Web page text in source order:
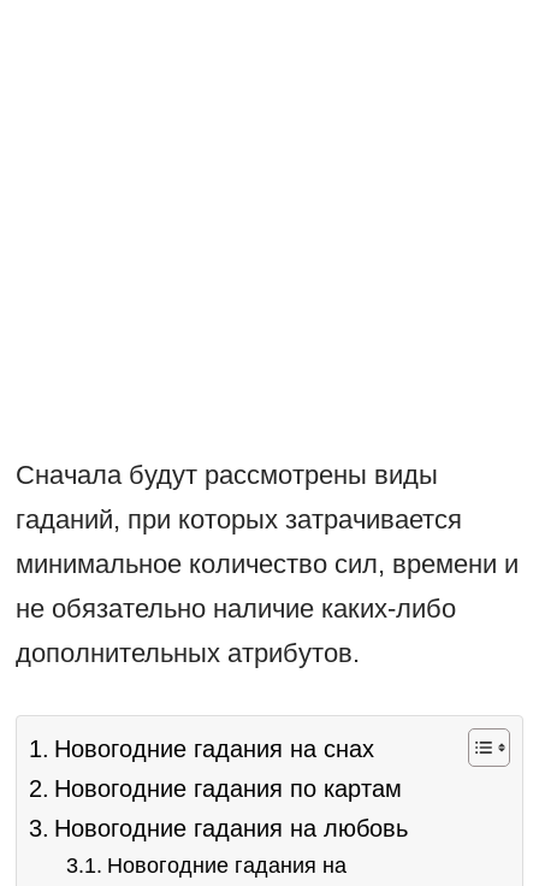
Сначала будут рассмотрены виды
гаданий, при которых затрачивается
минимальное количество сил, времени и
не обязательно наличие каких-либо
дополнительных атрибутов.
Новогодние гадания на снах
Новогодние гадания по картам
Новогодние гадания на любовь
Новогодние гадания на